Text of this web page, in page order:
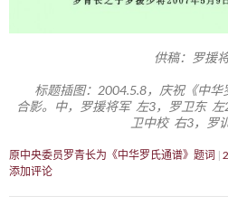
供稿：罗援
标题插图：2004.5.8，庆祝《中
合影。中，罗援将军 左3，罗卫东
卫中校 右3，罗
原中央委员罗青长为《中华罗氏通谱》题词
添加评论